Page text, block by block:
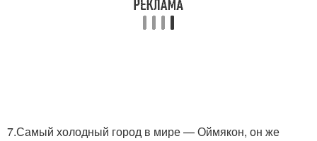
7.Самый холодный город в мире — Оймякон, он же